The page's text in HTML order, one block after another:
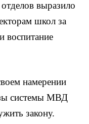
выразило
школ за
воспитание
намерении
системы МВД
закону.